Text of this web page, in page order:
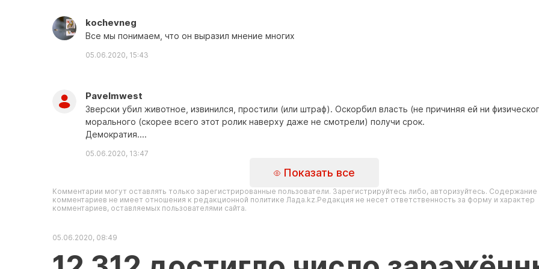
kochevneg
Все мы понимаем, что он выразил мнение многих
05.06.2020, 15:43
Pavelmwest
Зверски убил животное, извинился, простили (или штраф). Оскорбил власть (не причиняя ей ни
морального (скорее всего этот ролик наверху даже не смотрели) получи срок.
Демократия....
05.06.2020, 13:47
Показать все
Комментарии могут оставлять только зарегистрированные пользователи. Зарегистрируйтесь либо, авторизуйтесь. Содержание
комментариев не имеет отношения к редакционной политике Лада.kz.Редакция не несет ответственность за форму и характер
комментариев, оставляемых пользователями сайта.
05.06.2020, 08:49